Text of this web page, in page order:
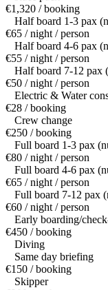
€1,320 / booking
Half board 1-3 pax
€65 / night / person
Half board 4-6 pax
€55 / night / person
Half board 7-12 pax
€50 / night / person
Electric & Water
€28 / booking
Crew change
€250 / booking
Full board 1-3 pax
€80 / night / person
Full board 4-6 pax
€65 / night / person
Full board 7-12 pax
€60 / night / person
Early boarding/
€450 / booking
Diving
Same day briefing
€150 / booking
Skipper